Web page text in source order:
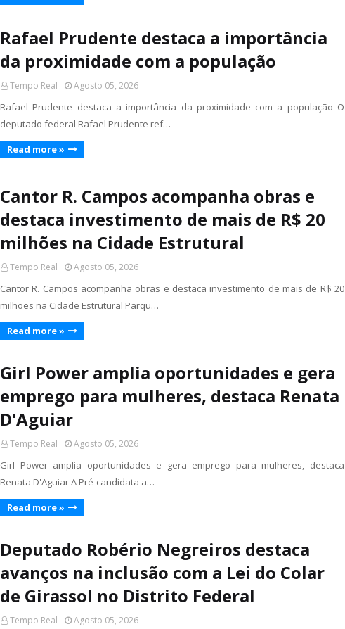
Rafael Prudente destaca a importância
da proximidade com a população
Tempo Real Agosto 05, 2026
Rafael Prudente destaca a importância da proximidade com a população O
deputado federal Rafael Prudente ref…
Read more »
Cantor R. Campos acompanha obras e
destaca investimento de mais de R$ 20
milhões na Cidade Estrutural
Tempo Real Agosto 05, 2026
Cantor R. Campos acompanha obras e destaca investimento de mais de R$ 20
milhões na Cidade Estrutural Parqu…
Read more »
Girl Power amplia oportunidades e gera
emprego para mulheres, destaca Renata
D'Aguiar
Tempo Real Agosto 05, 2026
Girl Power amplia oportunidades e gera emprego para mulheres, destaca
Renata D'Aguiar A Pré-candidata a…
Read more »
Deputado Robério Negreiros destaca
avanços na inclusão com a Lei do Colar
de Girassol no Distrito Federal
Tempo Real Agosto 05, 2026